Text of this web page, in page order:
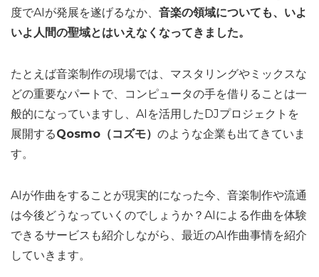
度でAIが発展を遂げるなか、 音楽の領域についても、いよ
いよ人間の聖域とはいえなくなってきました。
たとえば音楽制作の現場では、マスタリングやミックスな
どの重要なパートで、コンピュータの手を借りることは一
般的になっていますし、AIを活用したDJプロジェクトを
展開するQosmo（コズモ） のような企業も出てきていま
す。
AIが作曲をすることが現実的になった今、音楽制作や流通
は今後どうなっていくのでしょうか？AIによる作曲を体験
できるサービスも紹介しながら、最近のAI作曲事情を紹介
していきます。